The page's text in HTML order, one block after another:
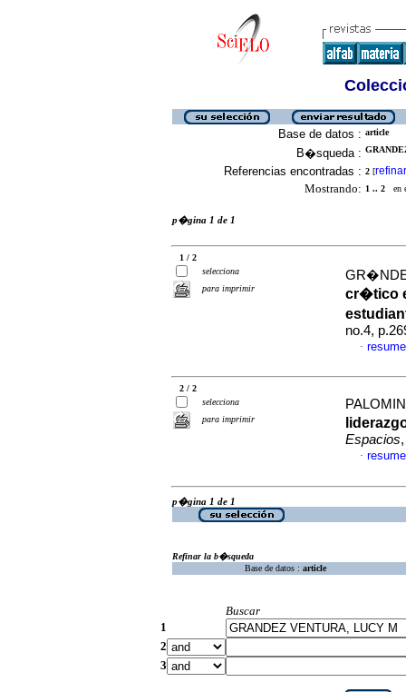
Base de datos : article
B�squeda :
Referencias encontradas : 2 [refinar
Mostrando: 1 .. 2 en
p�gina 1 de 1
1 / 2
selecciona
para imprimir
cr�tico
no.4,
·
2 / 2
selecciona
para imprimir
Espacios
·
p�gina 1 de 1
Refinar la b�squeda
Base de datos : article
Buscar
1
2
3